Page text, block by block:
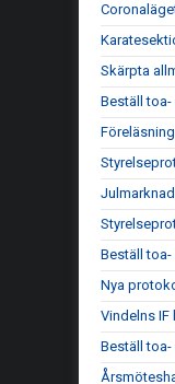
Skärpta
Beställ
Beställ
Nya
Vindelns
Beställ